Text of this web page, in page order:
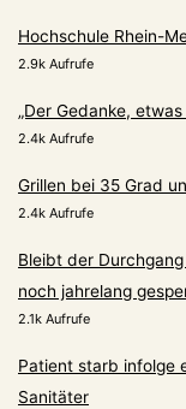
Hochschule Rhein-
2.9k Aufrufe
„Der Gedanke,
2.4k Aufrufe
Grillen bei 35 Grad
2.4k Aufrufe
Bleibt der
noch jahrelang
2.1k Aufrufe
Patient starb infolge
Sanitäter